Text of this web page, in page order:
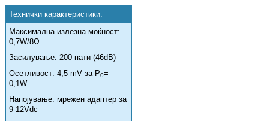
Технички карактеристики:
Максимална излезна моќност:
0,7W/8Ω
Засилување: 200 пати (46dB)
Осетливост: 4,5 mV за P0=
0,1W
Напојување: мрежен адаптер за
9-12Vdc